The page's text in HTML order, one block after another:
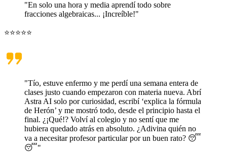
"En solo una hora y media aprendí todo sobre
fracciones algebraicas... ¡Increíble!"
⭐⭐⭐⭐⭐
"Tío, estuve enfermo y me perdí una semana entera de
clases justo cuando empezaron con materia nueva. Abrí
Astra AI solo por curiosidad, escribí ‘explica la fórmula
de Herón’ y me mostró todo, desde el principio hasta el
final. ¿¡Qué!? Volví al colegio y no sentí que me
hubiera quedado atrás en absoluto. ¿Adivina quién no
va a necesitar profesor particular por un buen rato? 😴
😴"